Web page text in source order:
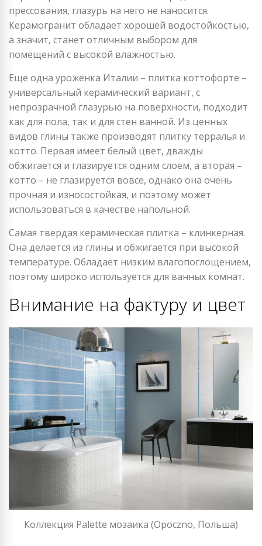
прессования, глазурь на него не наносится.
Керамогранит обладает хорошей водостойкостью,
а значит, станет отличным выбором для
помещений с высокой влажностью.
Еще одна уроженка Италии – плитка коттофорте –
универсальный керамический вариант, с
непрозрачной глазурью на поверхности, подходит
как для пола, так и для стен ванной. Из ценных
видов глины также производят плитку терралья и
котто. Первая имеет белый цвет, дважды
обжигается и глазируется одним слоем, а вторая –
котто – не глазируется вовсе, однако она очень
прочная и износостойкая, и поэтому может
использоваться в качестве напольной.
Самая твердая керамическая плитка – клинкерная.
Она делается из глины и обжигается при высокой
температуре. Обладает низким влагопоглощением,
поэтому широко используется для ванных комнат.
Внимание на фактуру и цвет
Коллекция Palette мозаика (Opoczno, Польша)